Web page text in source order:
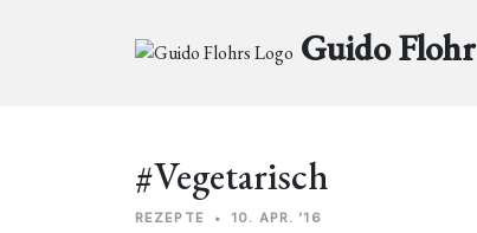
Guido Flohr
#Vegetarisch
REZEPTE • 10. APR. ’16